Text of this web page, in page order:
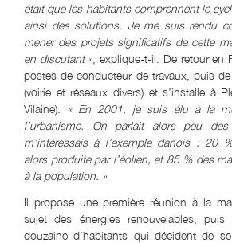
était que les habitants comprennent le
ainsi des solutions. Je me suis rendu
mener des projets significatifs de cette
en discutant » , explique-t-il. De retour en
postes de conducteur de travaux, puis
(voirie et réseaux divers) et s’installe à
Vilaine). « En 2001, je suis élu à la
l’urbanisme. On parlait alors peu
m’intéressais à l’exemple danois : 20
alors produite par l’éolien, et 85 % des
à la population. »
Il propose une première réunion à la
sujet des énergies renouvelables,
douzaine d’habitants qui décident de